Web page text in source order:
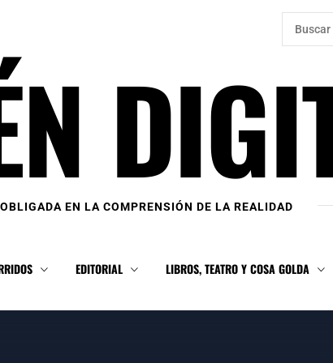
Buscar:
EN LA COMPRENSIÓN DE LA REALIDAD
EDITORIAL LIBROS, TEATRO Y COSA GOLDA